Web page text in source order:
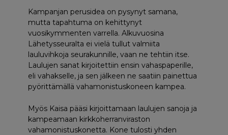
Kampanjan perusidea on pysynyt samana,
mutta tapahtuma on kehittynyt
vuosikymmenten varrella. Alkuvuosina
Lähetysseuralta ei vielä tullut valmiita
lauluvihkoja seurakunnille, vaan ne tehtiin itse.
Laulujen sanat kirjoitettiin ensin vahaspaperille,
eli vahakselle, ja sen jälkeen ne saatiin painettua
pyörittämällä vahamonistuskoneen kampea.
Myös Kaisa pääsi kirjoittamaan laulujen sanoja ja
kampeamaan kirkkoherranviraston
vahamonistuskonetta. Kone tulosti yhden